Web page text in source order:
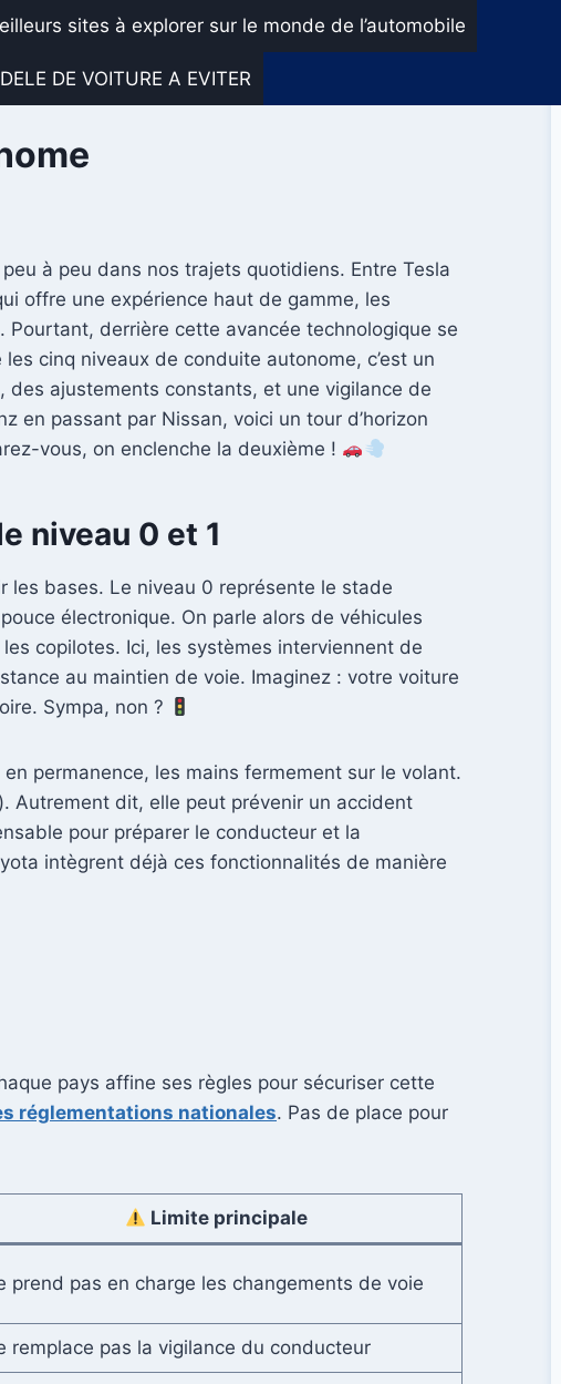
sites à explorer sur le monde de l’automobile
DE VOITURE A EVITER
à peu dans nos trajets quotidiens. Entre Tesla
offre une expérience haut de gamme, les
derrière cette avancée technologique se
cinq niveaux de conduite autonome, c’est un
ajustements constants, et une vigilance de
en passant par Nissan, voici un tour d’horizon
vous, on enclenche la deuxième !
niveau 0 et 1
bases. Le niveau 0 représente le stade
électronique. On parle alors de véhicules
copilotes. Ici, les systèmes interviennent de
au maintien de voie. Imaginez : votre voiture
Sympa, non ?
permanence, les mains fermement sur le volant.
Autrement dit, elle peut prévenir un accident
pour préparer le conducteur et la
intègrent déjà ces fonctionnalités de manière
pays affine ses règles pour sécuriser cette
réglementations nationales. Pas de place pour
Limite principale
prend pas en charge les changements de voie
remplace pas la vigilance du conducteur